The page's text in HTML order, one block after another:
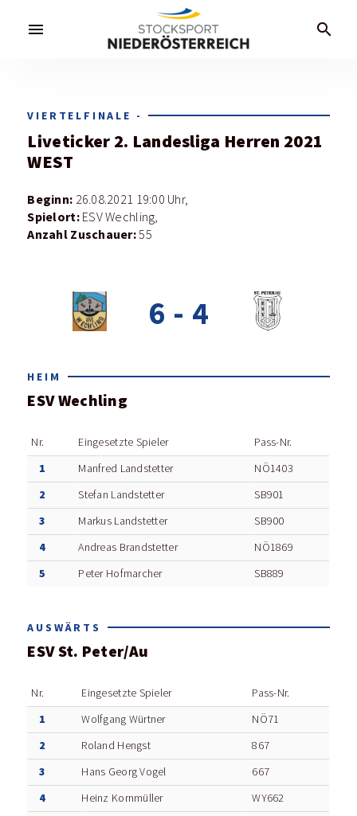
menu search
VIERTELFINALE -
Liveticker 2. Landesliga Herren 2021
WEST
Beginn: 26.08.2021 19:00 Uhr,
Spielort: ESV Wechling,
Anzahl Zuschauer:55
6 - 4
HEIM
ESV Wechling
Nr. Eingesetzte Spieler Pass-Nr.
1 Manfred Landstetter NÖ1403
2 Stefan Landstetter SB901
3 Markus Landstetter SB900
4 Andreas Brandstetter NÖ1869
5 Peter Hofmarcher SB889
AUSWÄRTS
ESV St. Peter/Au
Nr. Eingesetzte Spieler Pass-Nr.
1 Wolfgang Würtner NÖ71
2 Roland Hengst 867
3 Hans Georg Vogel 667
4 Heinz Kornmüller WY662